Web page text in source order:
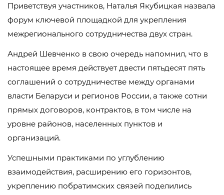
Приветствуя участников, Наталья Якубицкая назвала
форум ключевой площадкой для укрепления
межрегионального сотрудничества двух стран.
Андрей Шевченко в свою очередь напомнил, что в
настоящее время действует двести пятьдесят пять
соглашений о сотрудничестве между органами
власти Беларуси и регионов России, а также сотни
прямых договоров, контрактов, в том числе на
уровне районов, населенных пунктов и
организаций.
Успешными практиками по углублению
взаимодействия, расширению его горизонтов,
укреплению побратимских связей поделились